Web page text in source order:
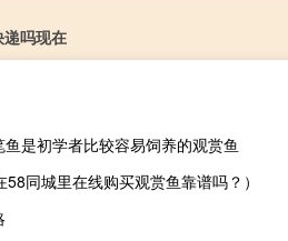
吗现在
是初学者比较容易饲养的观赏鱼
同城里在线购买观赏鱼靠谱吗？）